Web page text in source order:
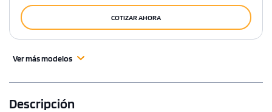
COTIZAR AHORA
Ver más modelos
Descripción